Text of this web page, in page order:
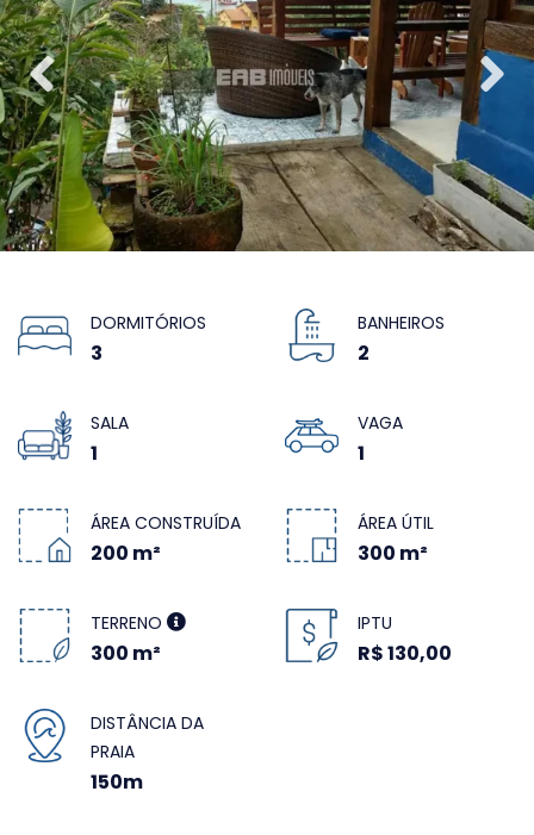
DORMITÓRIOS
3
BANHEIROS
2
SALA
1
VAGA
1
ÁREA CONSTRUÍDA
200 m²
ÁREA ÚTIL
300 m²
TERRENO
300 m²
IPTU
R$ 130,00
DISTÂNCIA DA
PRAIA
150m